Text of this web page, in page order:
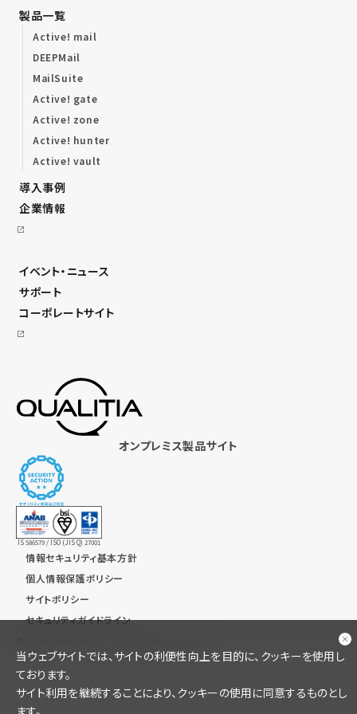
製品一覧
Active! mail
DEEPMail
MailSuite
Active! gate
Active! zone
Active! hunter
Active! vault
導入事例
企業情報
イベント・ニュース
サポート
コーポレートサイト
オンプレミス製品サイト
IS 586579 / ISO (JIS Q) 27001
情報セキュリティ基本方針
個人情報保護ポリシー
サイトポリシー
セキュリティガイドライン
当ウェブサイトでは、サイトの利便性向上を目的に、クッキーを使用し
ております。
サイト利用を継続することにより、クッキーの使用に同意するものとし
ます。